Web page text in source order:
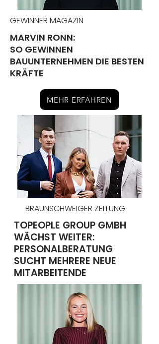
GEWINNER MAGAZIN
MARVIN RONN:
SO GEWINNEN
BAUUNTERNEHMEN DIE BESTEN
KRÄFTE
MEHR ERFAHREN
BRAUNSCHWEIGER ZEITUNG
TOPEOPLE GROUP GMBH
WÄCHST WEITER:
PERSONALBERATUNG
SUCHT MEHRERE NEUE
MITARBEITENDE